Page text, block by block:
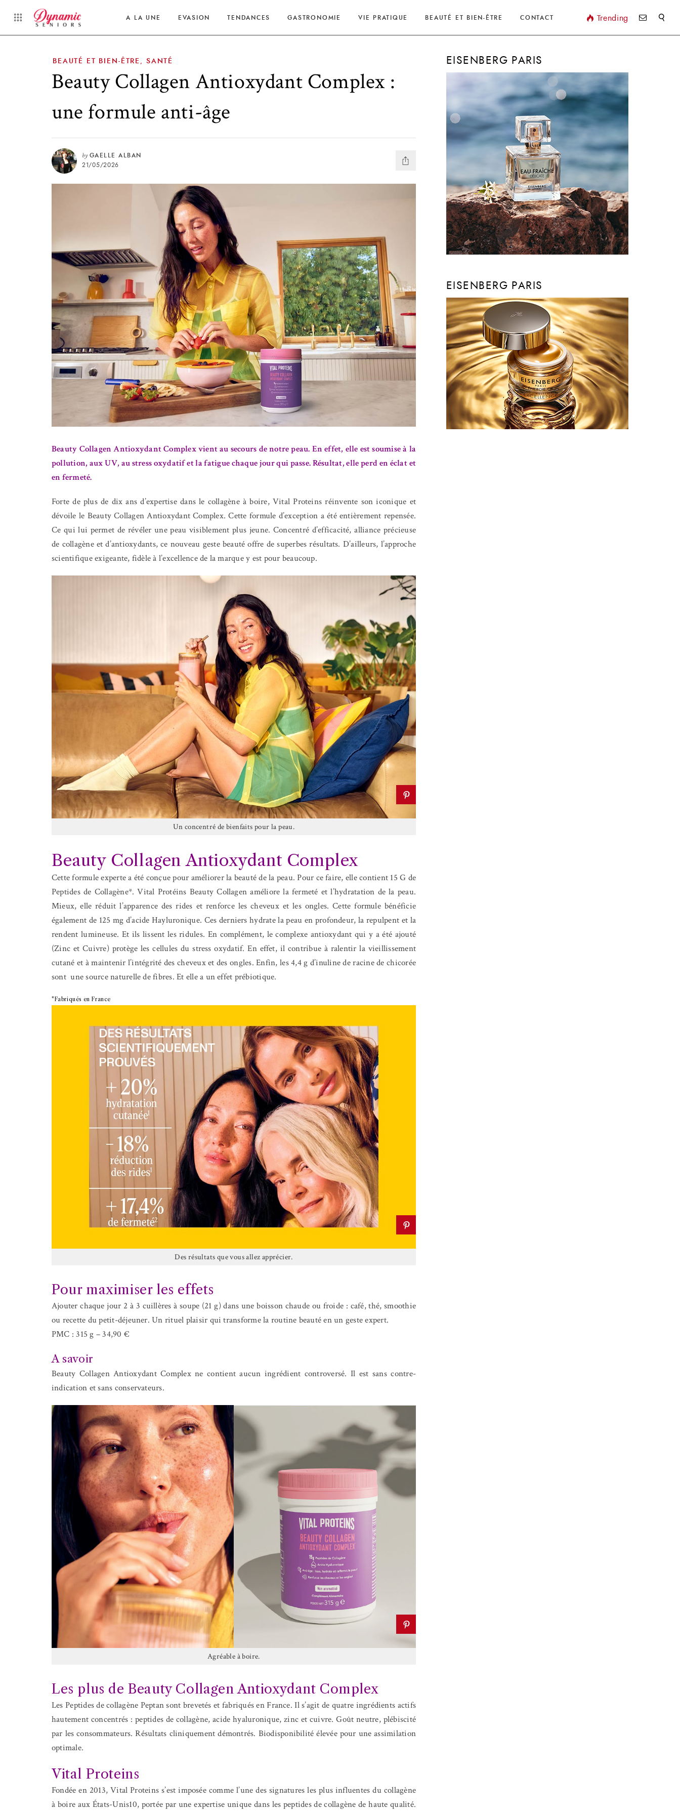
A LA UNE EVASION TENDANCES GASTRONOMIE VIE PRATIQUE BEAUTÉ ET BIEN-ÊTRE CONTACT Trending
BEAUTÉ ET BIEN-ÊTRE SANTÉ
Beauty Collagen Antioxydant Complex :
une formule anti-âge
by GAELLE ALBAN
21/05/2026
Beauty Collagen Antioxydant Complex vient au secours de notre peau. En effet, elle est soumise à la
pollution, aux UV, au stress oxydatif et la fatigue chaque jour qui passe. Résultat, elle perd en éclat et
en fermeté.
Forte de plus de dix ans d’expertise dans le collagène à boire, Vital Proteins réinvente son iconique et
dévoile le Beauty Collagen Antioxydant Complex. Cette formule d’exception a été entièrement repensée.
Ce qui lui permet de révéler une peau visiblement plus jeune. Concentré d’efficacité, alliance précieuse
de collagène et d’antioxydants, ce nouveau geste beauté offre de superbes résultats. D’ailleurs, l’approche
scientifique exigeante, fidèle à l’excellence de la marque y est pour beaucoup.
Un concentré de bienfaits pour la peau.
Beauty Collagen Antioxydant Complex
Cette formule experte a été conçue pour améliorer la beauté de la peau. Pour ce faire, elle contient 15 G de
Peptides de Collagène*. Vital Protéins Beauty Collagen améliore la fermeté et l’hydratation de la peau.
Mieux, elle réduit l’apparence des rides et renforce les cheveux et les ongles. Cette formule bénéficie
également de 125 mg d’acide Hayluronique. Ces derniers hydrate la peau en profondeur, la repulpent et la
rendent lumineuse. Et ils lissent les ridules. En complément, le complexe antioxydant qui y a été ajouté
(Zinc et Cuivre) protège les cellules du stress oxydatif. En effet, il contribue à ralentir la vieillissement
cutané et à maintenir l’intégrité des cheveux et des ongles. Enfin, les 4,4 g d’inuline de racine de chicorée
sont une source naturelle de fibres. Et elle a un effet prébiotique.
*Fabriqués en France
Des résultats que vous allez apprécier.
Pour maximiser les effets
Ajouter chaque jour 2 à 3 cuillères à soupe (21 g) dans une boisson chaude ou froide : café, thé, smoothie
ou recette du petit-déjeuner. Un rituel plaisir qui transforme la routine beauté en un geste expert.
PMC : 315 g – 34,90 €
A savoir
Beauty Collagen Antioxydant Complex ne contient aucun ingrédient controversé. Il est sans contre-
indication et sans conservateurs.
Agréable à boire.
Les plus de Beauty Collagen Antioxydant Complex
Les Peptides de collagène Peptan sont brevetés et fabriqués en France. Il s’agit de quatre ingrédients actifs
hautement concentrés : peptides de collagène, acide hyaluronique, zinc et cuivre. Goût neutre, plébiscité
par les consommateurs. Résultats cliniquement démontrés. Biodisponibilité élevée pour une assimilation
optimale.
Vital Proteins
Fondée en 2013, Vital Proteins s’est imposée comme l’une des signatures les plus influentes du collagène
à boire aux États-Unis10, portée par une expertise unique dans les peptides de collagène de haute qualité.
EISENBERG PARIS
EISENBERG PARIS